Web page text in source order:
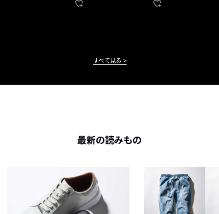
すべて見る
最新の読みもの